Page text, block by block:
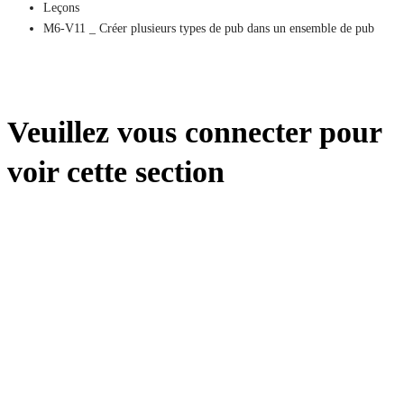
Leçons
M6-V11 _ Créer plusieurs types de pub dans un ensemble de pub
Veuillez vous connecter pour
voir cette section